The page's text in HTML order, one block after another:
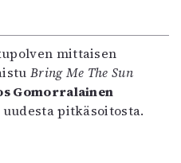
mittaisen
Bring Me The Sun
Gomorralainen
pitkäsoitosta.